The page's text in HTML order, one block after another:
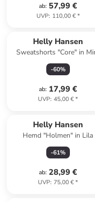
ab: 57,99 €
UVP: 110,00 €*
Helly Hansen
Sweatshorts "Core" in
-60%
ab: 17,99 €
UVP: 45,00 €*
Helly Hansen
Hemd "Holmen" in Lila
-61%
ab: 28,99 €
UVP: 75,00 €*